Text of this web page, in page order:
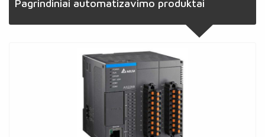
Pagrindiniai automatizavimo produktai